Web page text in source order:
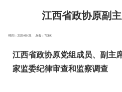
江西省政协原副
时间：2025-06-21 点击：753次
江西省政协原党组成员、副主
家监委纪律审查和监察调查